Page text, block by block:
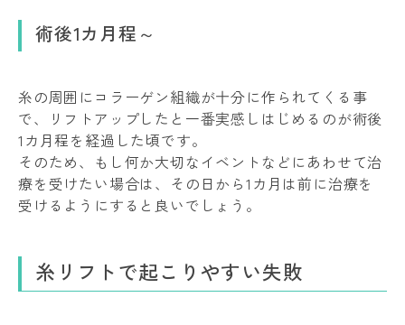
術後1カ月程～
糸の周囲にコラーゲン組織が十分に作られてくる事
で、リフトアップしたと一番実感しはじめるのが術後
1カ月程を経過した頃です。
そのため、もし何か大切なイベントなどにあわせて治
療を受けたい場合は、その日から1カ月は前に治療を
受けるようにすると良いでしょう。
糸リフトで起こりやすい失敗